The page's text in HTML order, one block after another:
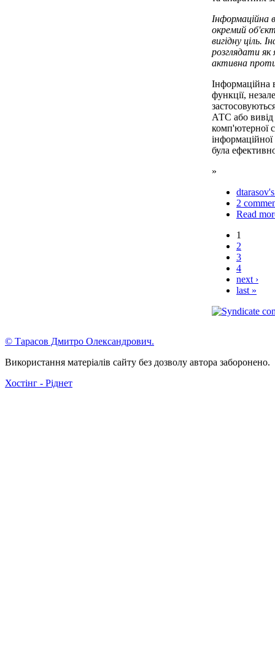
Інформаційна
окремий
вигідну ціль.
розглядати як
активна
Інформаційна
функції,
АТС або вивід
комп'ютерної
була
»
2
Read
1
2
3
4
next ›
last »
© Тарасов Дмитро Олександрович.
Використання матеріалів сайту без дозволу автора заборонено.
Хостінг - Ріднет